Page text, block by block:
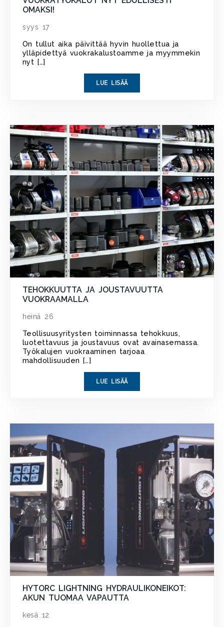
OMAKSI!
syys 17
On tullut aika päivittää hyvin huollettua ja
ylläpidettyä vuokrakalustoamme ja myymmekin
nyt […]
LUE LISÄÄ
TEHOKKUUTTA JA JOUSTAVUUTTA
VUOKRAAMALLA
heinä 26
Teollisuusyritysten toiminnassa tehokkuus,
luotettavuus ja joustavuus ovat avainasemassa.
Työkalujen vuokraaminen tarjoaa
mahdollisuuden […]
LUE LISÄÄ
HYTORC LIGHTNING HYDRAULIKONEIKOT:
AKUN TUOMAA VAPAUTTA
kesä 12